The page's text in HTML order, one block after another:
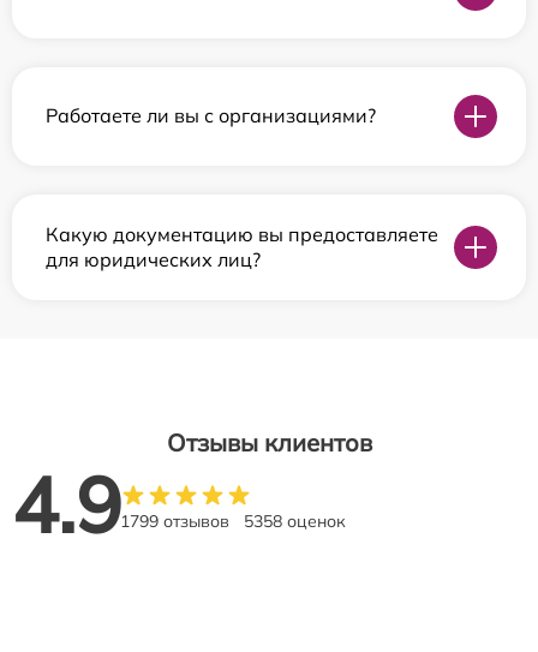
Работаете ли вы с организациями?
Какую документацию вы предоставляете
для юридических лиц?
Отзывы клиентов
4.91799 отзывов 5358 оценок